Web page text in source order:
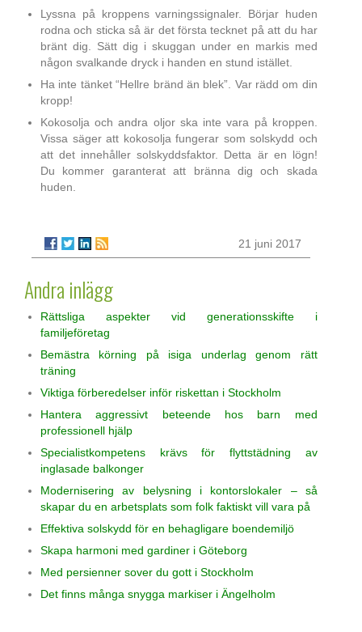
Lyssna på kroppens varningssignaler. Börjar huden
rodna och sticka så är det första tecknet på att du har
bränt dig. Sätt dig i skuggan under en markis med
någon svalkande dryck i handen en stund istället.
Ha inte tänket “Hellre bränd än blek”. Var rädd om din
kropp!
Kokosolja och andra oljor ska inte vara på kroppen.
Vissa säger att kokosolja fungerar som solskydd och
att det innehåller solskyddsfaktor. Detta är en lögn!
Du kommer garanterat att bränna dig och skada
huden.
21 juni 2017
Andra inlägg
Rättsliga aspekter vid generationsskifte i
familjeföretag
Bemästra körning på isiga underlag genom rätt
träning
Viktiga förberedelser inför riskettan i Stockholm
Hantera aggressivt beteende hos barn med
professionell hjälp
Specialistkompetens krävs för flyttstädning av
inglasade balkonger
Modernisering av belysning i kontorslokaler – så
skapar du en arbetsplats som folk faktiskt vill vara på
Effektiva solskydd för en behagligare boendemiljö
Skapa harmoni med gardiner i Göteborg
Med persienner sover du gott i Stockholm
Det finns många snygga markiser i Ängelholm